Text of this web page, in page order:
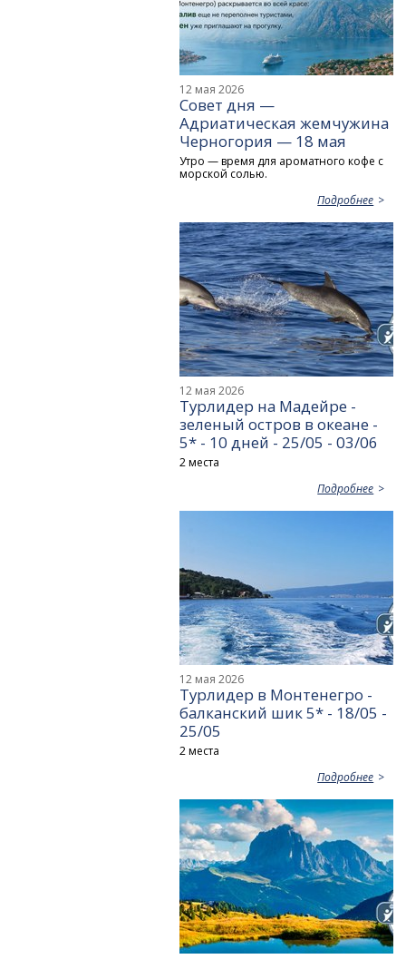
12 мая 2026
Совет дня —
Адриатическая жемчужина
Черногория — 18 мая
Утро — время для ароматного кофе с
морской солью.
Подробнее
12 мая 2026
Турлидер на Мадейре -
зеленый остров в океане -
5* - 10 дней - 25/05 - 03/06
2 места
Подробнее
12 мая 2026
Турлидер в Монтенегро -
балканский шик 5* - 18/05 -
25/05
2 места
Подробнее